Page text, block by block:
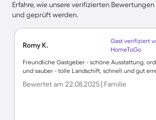
Erfahre, wie unsere verifizierten
und geprüft werden.
Romy K.
Gast verifiziert
HomeToGo
Freundliche Gastgeber - schöne Ausstattung,
und sauber - tolle Landschift, schnell und gut
Bewertet am 22.08.2025 | Familie